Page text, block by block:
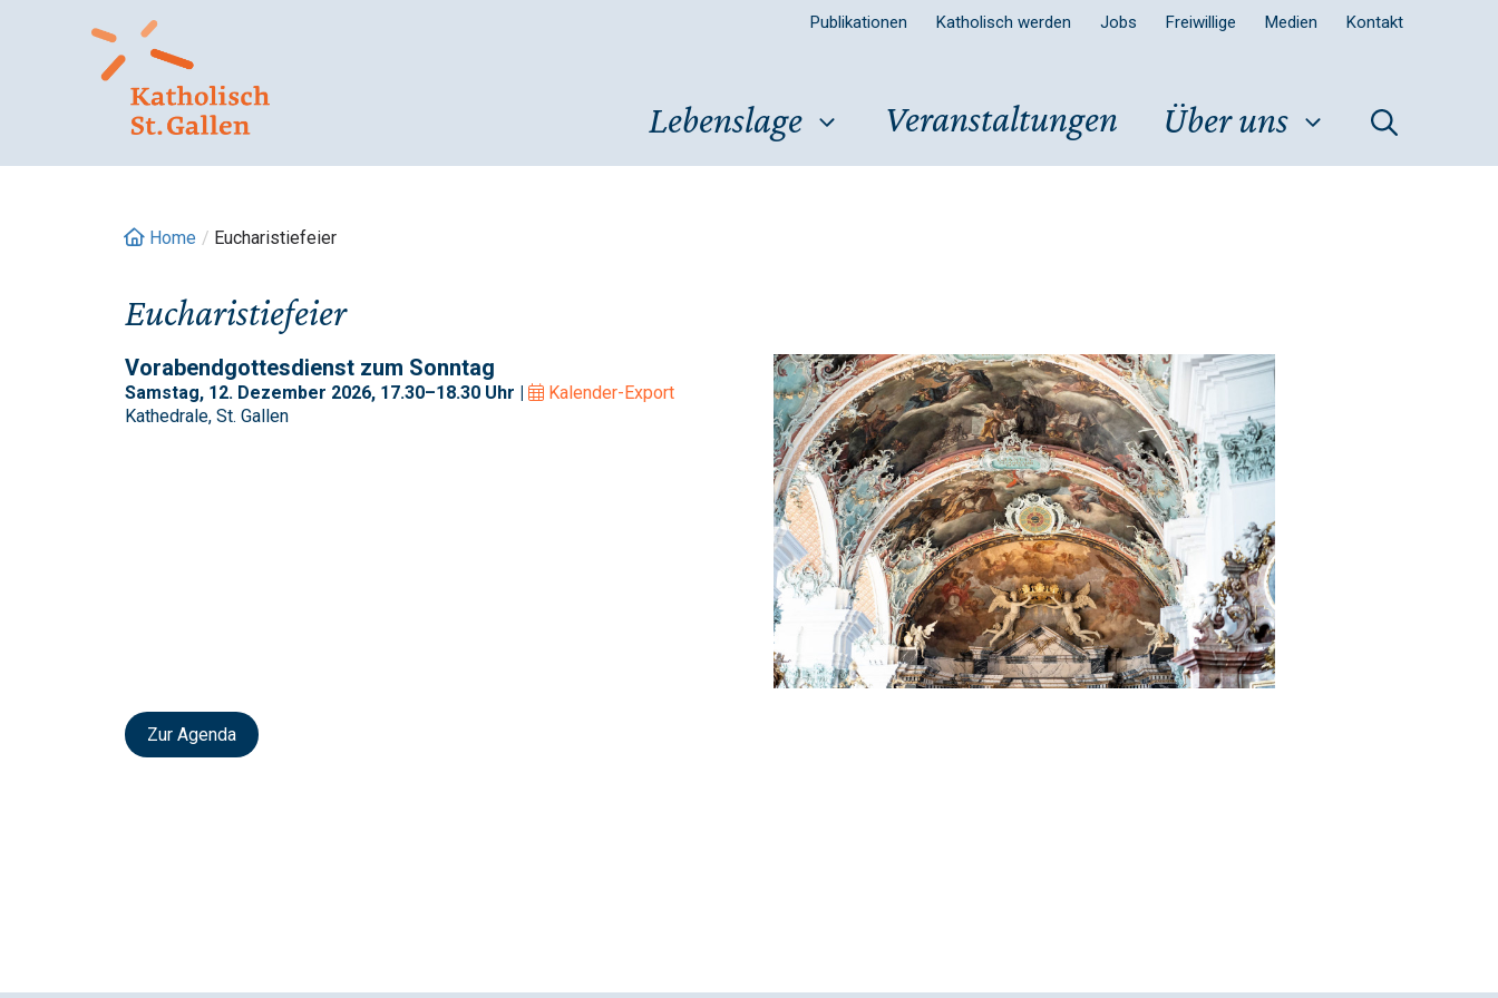
Publikationen Katholisch werden Jobs Freiwillige Medien Kontakt
Lebenslage Veranstaltungen Über uns
Home / Eucharistiefeier
Eucharistiefeier
Vorabendgottesdienst zum Sonntag
Samstag, 12. Dezember 2026, 17.30–18.30 Uhr |
Kalender-Export
Kathedrale, St. Gallen
Zur Agenda